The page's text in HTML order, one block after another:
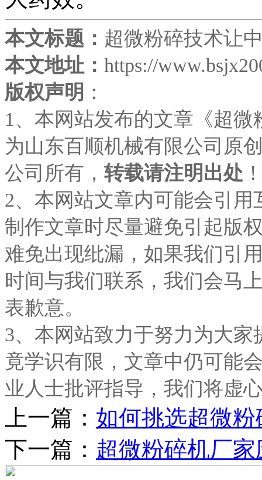
本文标题： 超微粉碎技术让
本文地址： https://
版权声明 ：
1、本网站发布的文章《超微
为山东百顺机械有限公司原
公司所有， 转载请注明出处
2、本网站文章内可能会引
制作文章时尽量避免引起版
难免出现纰漏，如果我们引
时间与我们联系，我们会马
表歉意。
3、本网站致力于努力为大
竟学识有限，文章中仍可能
业人士批评指导，我们将虚
上一篇： 如何挑选超微粉
下一篇： 超微粉碎机厂